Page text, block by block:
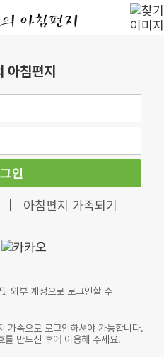
아침편지
인
아침편지 가족되기
외부 계정으로 로그인할 수
가족으로 로그인하셔야 가능합니다.
를 만드신 후에 이용해 주세요.